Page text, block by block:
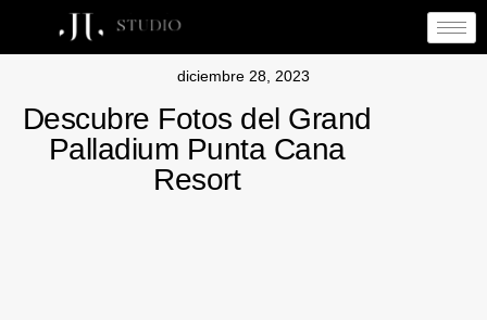
diciembre 28, 2023
Descubre Fotos del Grand
Palladium Punta Cana
Resort